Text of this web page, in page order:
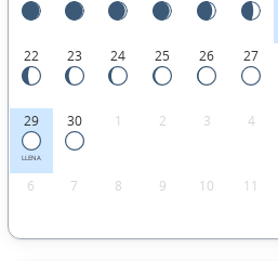
22 23 24 25 26 27
29
LLENA
30 1 2 3 4
6 7 8 9 10 11